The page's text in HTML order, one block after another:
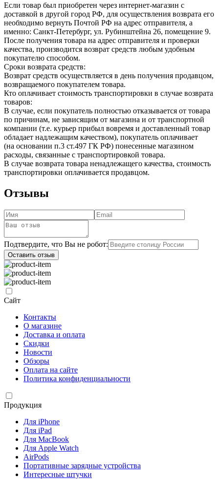
Если товар был приобретен через интернет-магазин с
доставкой в другой город РФ, для осуществления возврата его
необходимо вернуть Почтой РФ на адрес отправителя, а
именно: Санкт-Петербург, ул. Рубинштейна 26, помещение 9.
После получения товара на адрес отправителя и проверки
качества, производится возврат средств любым удобным
покупателю способом.
Сроки возврата средств:
Возврат средств осуществляется в день получения продавцом,
возвращаемого покупателем товара.
Кто оплачивает стоимость транспортировки в случае возврата
товаров:
В случае, если покупатель полностью отказывается от товара
по причинам, не зависящим от магазина и от транспортной
компании (т.е. курьер прибыл вовремя и доставленный товар
обладает надлежащим качеством), покупатель оплачивает
(на основании п.3 ст.497 ГК РФ) понесенные магазином
расходы, связанные с транспортировкой товара.
В случае возврата товара ненадлежащего качества, стоимость
транспортировки оплачивается продавцом.
Отзывы
Подтвердите, что Вы не робот:
Оставить отзыв
Сайт
Контакты
О магазине
Доставка и оплата
Скидки
Новости
Обзоры
Оплата на сайте
Политика конфиденциальности
Продукция
Для iPhone
Для iPad
Для MacBook
Для Apple Watch
AirPods
Портативные зарядные устройства
Интересные штучки